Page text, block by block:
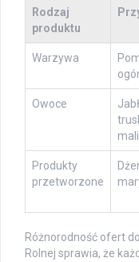
Rodzaj
produktu
Warzywa
Owoce
Produkty
przetworzone
Różnorodność ofert
Rolnej sprawia, że